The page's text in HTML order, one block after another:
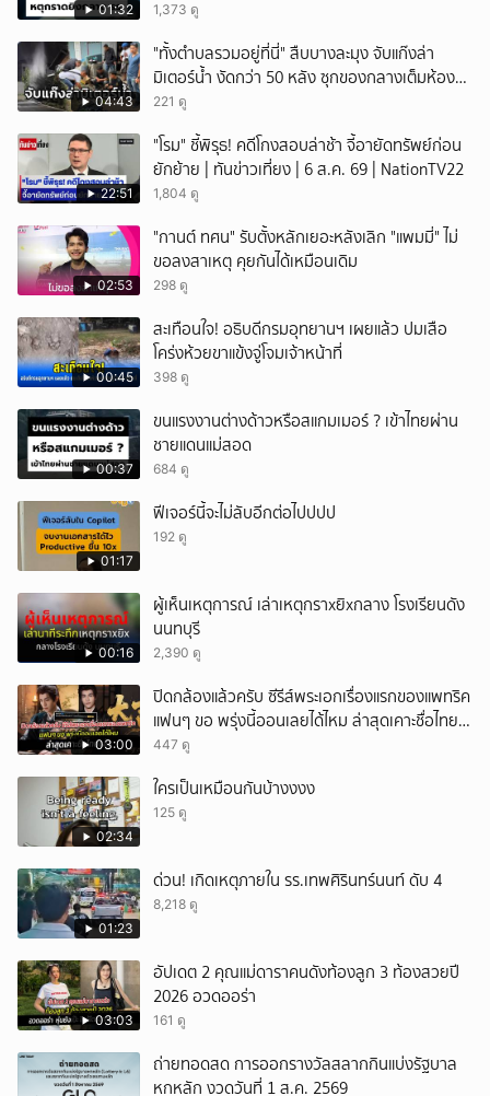
01:32 1,373 ดู
04:43
"ทั้งตำบลรวมอยู่ที่นี่" สืบบางละมุง จับแก๊งล่า
มิเตอร์น้ำ งัดกว่า 50 หลัง ซุกของกลางเต็มห้อง
สารภาพขายหาเงินซื้อยา จ.ชลบุรี
221 ดู
22:51
"โรม" ชี้พิรุธ! คดีโกงสอบล่าช้า จี้อายัดทรัพย์ก่อน
ยักย้าย | ทันข่าวเที่ยง | 6 ส.ค. 69 | NationTV22
1,804 ดู
02:53
"กานต์ ทศน" รับตั้งหลักเยอะหลังเลิก "แพมมี่" ไม่
ขอลงสาเหตุ คุยกันได้เหมือนเดิม
298 ดู
00:45
สะเทือนใจ! อธิบดีกรมอุทยานฯ เผยแล้ว ปมเสือ
โคร่งห้วยขาแข้งจู่โจมเจ้าหน้าที่
398 ดู
00:37
ขนแรงงานต่างด้าวหรือสแกมเมอร์ ? เข้าไทยผ่าน
ชายแดนแม่สอด
684 ดู
01:17
ฟีเจอร์นี้จะไม่ลับอีกต่อไปปปป
192 ดู
00:16
ผู้เห็นเหตุการณ์ เล่าเหตุกราxยิxกลาง โรงเรียนดัง
นนทบุรี
2,390 ดู
03:00
ปิดกล้องแล้วครับ ซีรีส์พระเอกเรื่องแรกของแพทริค
แฟนๆ ขอ พรุ่งนี้ออนเลยได้ไหม ล่าสุดเคาะชื่อไทย
แล้ว
447 ดู
02:34
ใครเป็นเหมือนกันบ้างงงง
125 ดู
01:23
ด่วน! เกิดเหตุภายใน รร.เทพศิรินทร์นนท์ ดับ 4
8,218 ดู
03:03
อัปเดต 2 คุณแม่ดาราคนดังท้องลูก 3 ท้องสวยปี
2026 อวดออร่า
161 ดู
ถ่ายทอดสด การออกรางวัลสลากกินแบ่งรัฐบาล
หกหลัก งวดวันที่ 1 ส.ค. 2569